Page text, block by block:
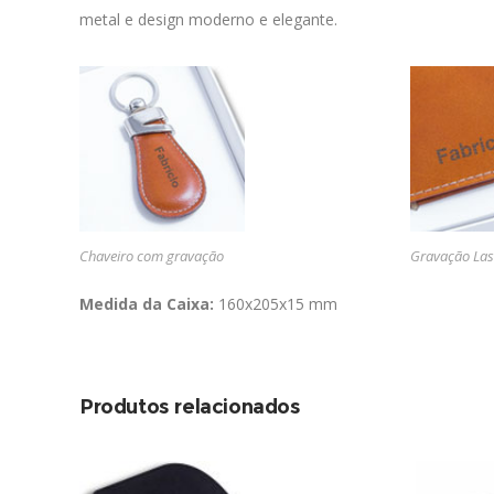
metal e design moderno e elegante.
Chaveiro com gravação Gravação
Medida da Caixa: 160x205x15 mm
Produtos relacionados